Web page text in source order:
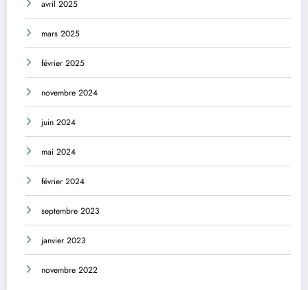
avril 2025
mars 2025
février 2025
novembre 2024
juin 2024
mai 2024
février 2024
septembre 2023
janvier 2023
novembre 2022